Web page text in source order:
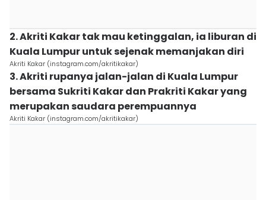
2. Akriti Kakar tak mau ketinggalan, ia liburan di
Kuala Lumpur untuk sejenak memanjakan diri
Akriti Kakar (instagram.com/akritikakar)
3. Akriti rupanya jalan-jalan di Kuala Lumpur
bersama Sukriti Kakar dan Prakriti Kakar yang
merupakan saudara perempuannya
Akriti Kakar (instagram.com/akritikakar)